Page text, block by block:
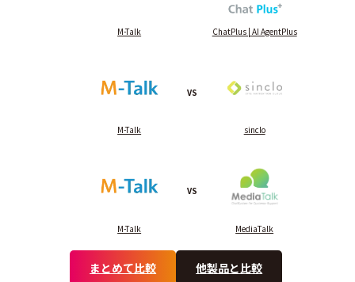
M-Talk ChatPlus | AI AgentPlus
M-Talk
VS
sinclo
M-Talk
VS
MediaTalk
まとめて比較 他製品と比較